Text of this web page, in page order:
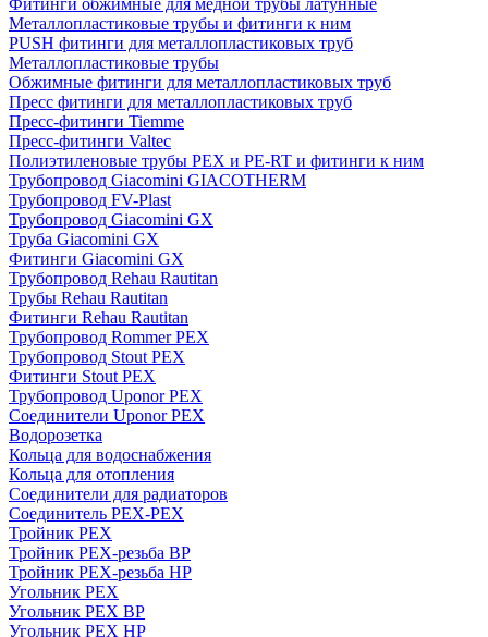
Металлопластиковые трубы и фитинги к ним
PUSH фитинги для металлопластиковых труб
Металлопластиковые трубы
Обжимные фитинги для металлопластиковых труб
Пресс фитинги для металлопластиковых труб
Пресс-фитинги Tiemme
Пресс-фитинги Valtec
Полиэтиленовые трубы PEX и PE-RT и фитинги к ним
Трубопровод Giacomini GIACOTHERM
Трубопровод FV-Plast
Трубопровод Giacomini GX
Труба Giacomini GX
Фитинги Giacomini GX
Трубопровод Rehau Rautitan
Трубы Rehau Rautitan
Фитинги Rehau Rautitan
Трубопровод Rommer PEX
Трубопровод Stout PEX
Фитинги Stout PEX
Трубопровод Uponor PEX
Соединители Uponor PEX
Водорозетка
Кольца для водоснабжения
Кольца для отопления
Соединители для радиаторов
Соединитель PEX-PEX
Тройник PEX
Тройник PEX-резьба ВР
Тройник PEX-резьба НР
Угольник PEX
Угольник PEX ВР
Угольник PEX НР